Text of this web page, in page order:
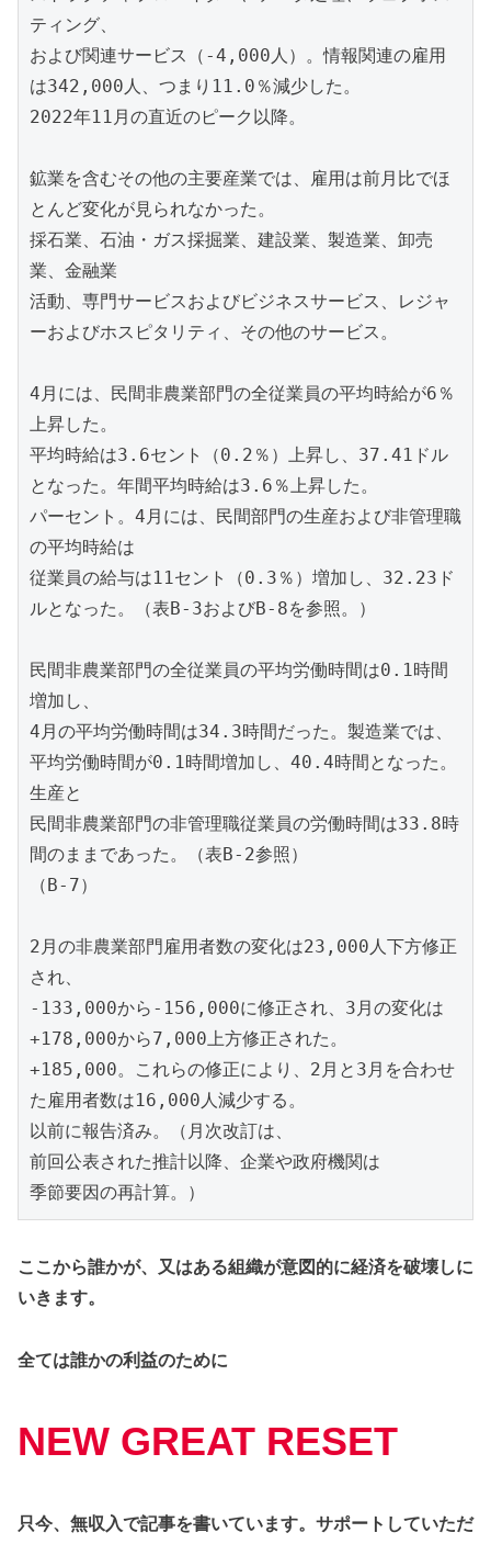
ティング、
および関連サービス（-4,000人）。情報関連の雇用
は342,000人、つまり11.0％減少した。
2022年11月の直近のピーク以降。
鉱業を含むその他の主要産業では、雇用は前月比でほ
とんど変化が見られなかった。
採石業、石油・ガス採掘業、建設業、製造業、卸売
業、金融業
活動、専門サービスおよびビジネスサービス、レジャ
ーおよびホスピタリティ、その他のサービス。
4月には、民間非農業部門の全従業員の平均時給が6％
上昇した。
平均時給は3.6セント（0.2％）上昇し、37.41ドル
となった。年間平均時給は3.6％上昇した。
パーセント。4月には、民間部門の生産および非管理職
の平均時給は
従業員の給与は11セント（0.3％）増加し、32.23ド
ルとなった。（表B-3およびB-8を参照。）
民間非農業部門の全従業員の平均労働時間は0.1時間
増加し、
4月の平均労働時間は34.3時間だった。製造業では、
平均労働時間が0.1時間増加し、40.4時間となった。
生産と
民間非農業部門の非管理職従業員の労働時間は33.8時
間のままであった。（表B-2参照）
（B-7）
2月の非農業部門雇用者数の変化は23,000人下方修正
され、
-133,000から-156,000に修正され、3月の変化は
+178,000から7,000上方修正された。
+185,000。これらの修正により、2月と3月を合わせ
た雇用者数は16,000人減少する。
以前に報告済み。（月次改訂は、
前回公表された推計以降、企業や政府機関は
季節要因の再計算。）
ここから誰かが、又はある組織が意図的に経済を破壊しに
いきます。
全ては誰かの利益のために
NEW GREAT RESET
只今、無収入で記事を書いています。サポートしていただ